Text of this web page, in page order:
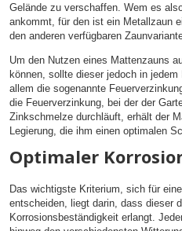
Gelände zu verschaffen. Wem es
ankommt, für den ist ein Metallzaun
den anderen verfügbaren
Um den Nutzen eines Mattenzauns
können, sollte dieser jedoch in
allem die sogenannte
die Feuerverzinkung, bei der der
Zinkschmelze durchläuft, erhält der
Legierung, die ihm einen optimalen
Optimaler
Das wichtigste Kriterium, sich für
entscheiden, liegt darin, dass dieser
Korrosionsbeständigkeit erlangt.